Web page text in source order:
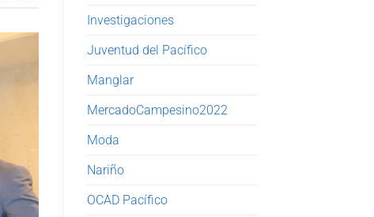
Investigaciones
Juventud del Pacífico
Manglar
MercadoCampesino2022
Moda
Nariño
OCAD Pacífico